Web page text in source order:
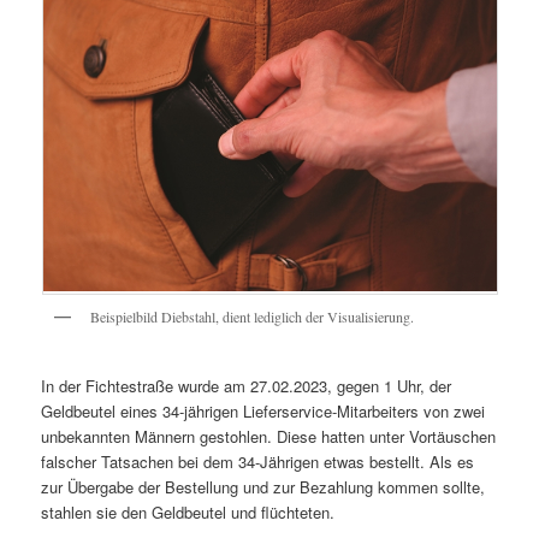
Beispielbild Diebstahl, dient lediglich der Visualisierung.
In der Fichtestraße wurde am 27.02.2023, gegen 1 Uhr, der
Geldbeutel eines 34-jährigen Lieferservice-Mitarbeiters von zwei
unbekannten Männern gestohlen. Diese hatten unter Vortäuschen
falscher Tatsachen bei dem 34-Jährigen etwas bestellt. Als es
zur Übergabe der Bestellung und zur Bezahlung kommen sollte,
stahlen sie den Geldbeutel und flüchteten.